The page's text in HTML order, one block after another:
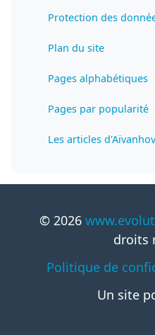
Protection des
Plan du site
Pages alphabétiques
Pages par popularité
Les articles d'Aïvanhov
© 2026
droits
Politique de
Un site